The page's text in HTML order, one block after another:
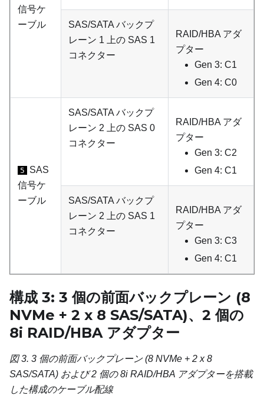
信号ケ
ーブル
SAS/SATA バックプ
レーン 1 上の SAS 1
コネクター
RAID/HBA アダ
プター
Gen 3: C1
Gen 4: C0
5
SAS
信号ケ
ーブル
SAS/SATA バックプ
レーン 2 上の SAS 0
コネクター
RAID/HBA アダ
プター
Gen 3: C2
Gen 4: C1
SAS/SATA バックプ
レーン 2 上の SAS 1
コネクター
RAID/HBA アダ
プター
Gen 3: C3
Gen 4: C1
構成 3: 3 個の前面バックプレーン (8
NVMe + 2 x 8 SAS/SATA)、2 個の
8i RAID/HBA アダプター
図 3. 3 個の前面バックプレーン (8 NVMe + 2 x 8
SAS/SATA) および 2 個の 8i RAID/HBA アダプターを搭載
した構成のケーブル配線